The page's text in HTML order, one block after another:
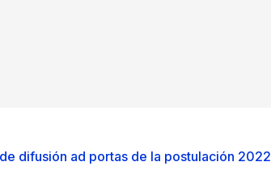
difusión ad portas de la postulación 2022